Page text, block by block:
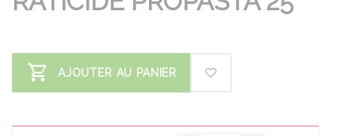
AJOUTER AU PANIER